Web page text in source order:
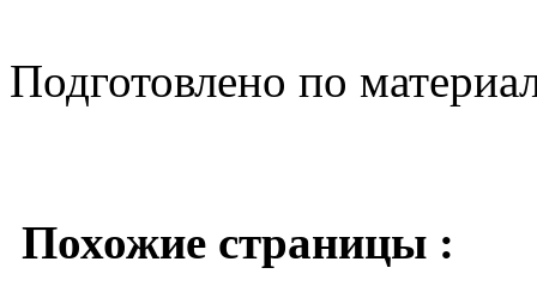
Подготовлено по
Похожие страницы :